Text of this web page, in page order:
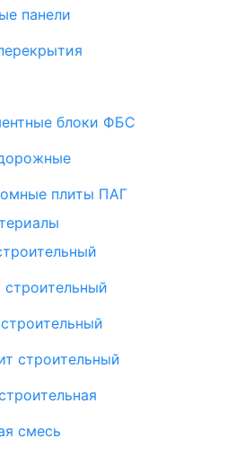
панели
блоки ФБС
плиты ПАГ
строительный
смесь